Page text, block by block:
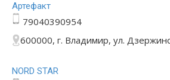
Артефакт
79040390954
600000, г. Владимир, ул.
NORD STAR